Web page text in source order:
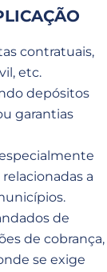
contratuais,
etc.
depósitos
garantias
a
de
de cobrança,
se exige